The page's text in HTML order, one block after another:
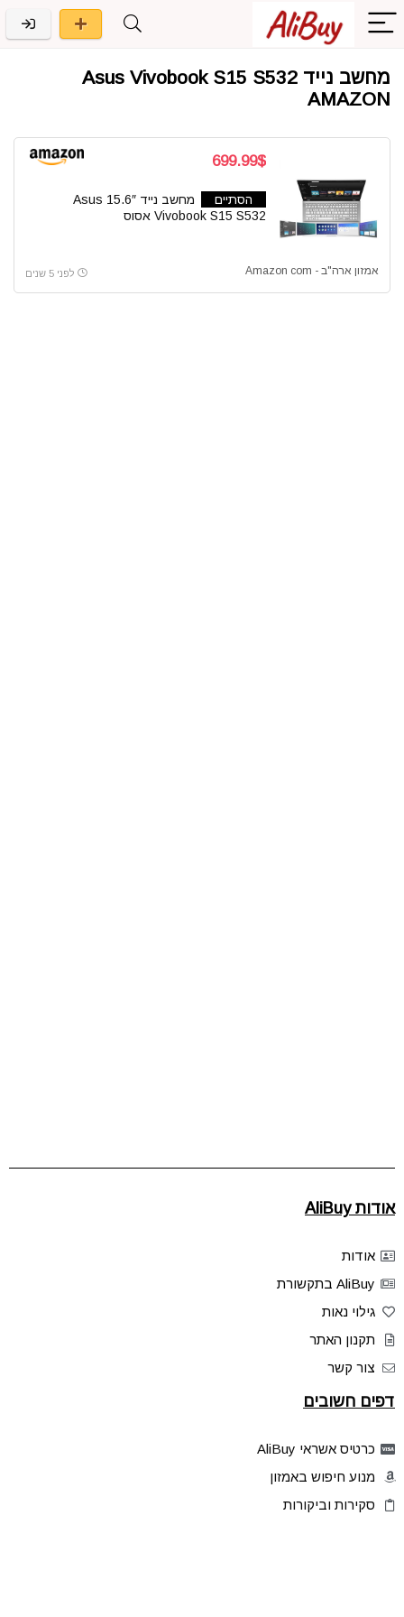
מחשב נייד Asus Vivobook S15 S532
AMAZON
699.99$
הסתיים
מחשב נייד 15.6″ Asus
Vivobook S15 S532 אסוס
אמזון ארה"ב - Amazon com לפני 5 שנים
אודות AliBuy
אודות
AliBuy בתקשורת
גילוי נאות
תקנון האתר
צור קשר
דפים חשובים
כרטיס אשראי AliBuy
מנוע חיפוש באמזון
סקירות וביקורות